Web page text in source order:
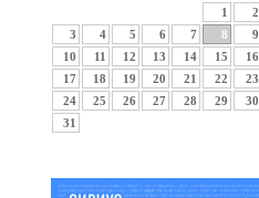
1
2
3
4 5 6 7 8
9
10
11 12 13 14 15
16
17
18 19 20 21 22
23
24
25 26 27 28 29
30
31